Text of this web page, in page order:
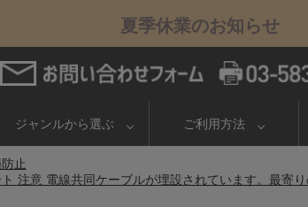
夏季休業のお知らせ
ジャンルから選ぶ ご利用方法
止
注意 電線共同ケーブルが埋設されています。最寄